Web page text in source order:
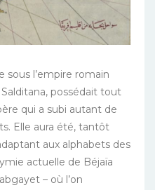
sous l’empire romain
possédait tout
qui a subi autant de
Elle aura été, tantôt
aux alphabets des
actuelle de Béjaïa
– où l’on